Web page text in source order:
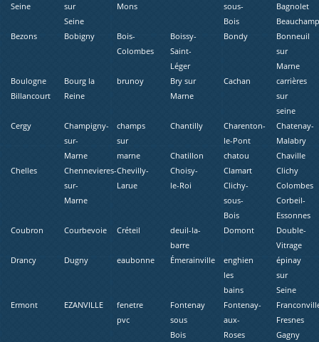
Seine
sur
Seine
Mons
sous-
Bois
Bagnolet
Bezons
Bobigny
Bois-
Colombes
Boissy-
Saint-
Léger
Bondy
Bonneuil
sur
Marne
Boulogne
Billancourt
Bourg la
Reine
brunoy
Bry sur
Marne
Cachan
carrières
sur
seine
Cergy
Champigny-
sur-
Marne
champs
sur
marne
Chantilly
Charenton-
le-Pont
Chatenay-
Malabry
Chatillon
chatou
Chaville
Chelles
Chennevieres-
sur-
Marne
Chevilly-
Larue
Choisy-
le-Roi
Clamart
Clichy
Clichy-
sous-
Bois
Colombes
Corbeil-
Essonnes
Coubron
Courbevoie Créteil
deuil-la-
barre
Domont
Double-
Vitrage
Drancy
Dugny eaubonne Émerainville
enghien
les
bains
épinay
sur
Seine
Ermont
EZANVILLE
fenetre
pvc
Fontenay
sous
Bois
Fontenay-
aux-
Roses
Fresnes
Gagny